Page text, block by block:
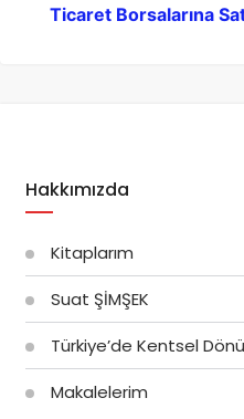
Ticaret Borsalarına
Hakkımızda
Kitaplarım
Suat ŞİMŞEK
Türkiye’de Kentsel
Makalelerim